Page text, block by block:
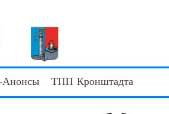
ТПП Кронштадта